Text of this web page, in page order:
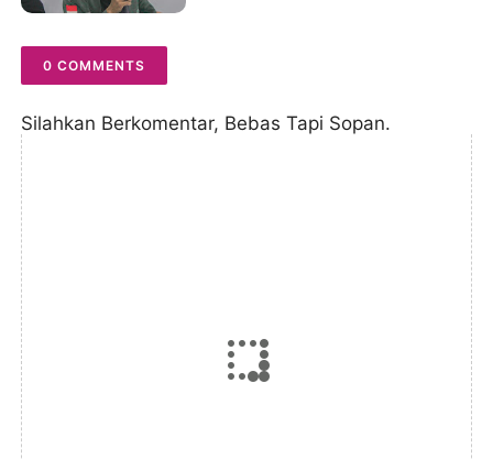
0 COMMENTS
Silahkan Berkomentar, Bebas Tapi Sopan.